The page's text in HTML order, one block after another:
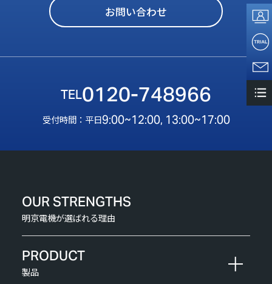
お問い合わせ
0120-748966
受付時間：平日9:00~12:00, 13:00~17:00
OUR STRENGTHS
明京電機が選ばれる理由
PRODUCT
製品